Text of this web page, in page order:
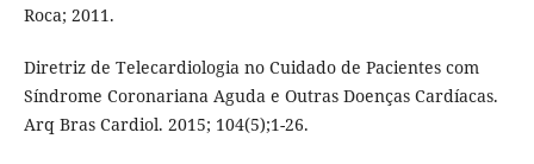
Roca; 2011.
Diretriz de Telecardiologia no Cuidado de Pacientes com
Síndrome Coronariana Aguda e Outras Doenças Cardíacas.
Arq Bras Cardiol. 2015; 104(5);1-26.